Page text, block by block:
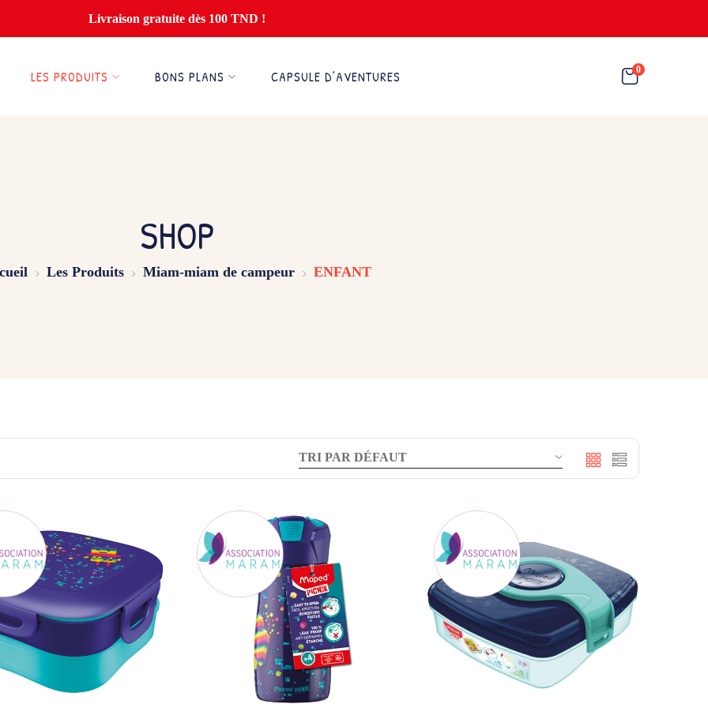
Livraison gratuite dès 100 TND !
LES PRODUITS BONS PLANS CAPSULE D’AVENTURES 0
SHOP
Les Produits Miam-miam de campeur ENFANT